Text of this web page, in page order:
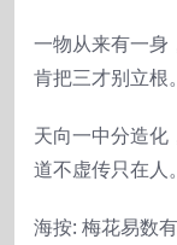
一物从来有一身
肯把三才别立根。
天向一中分造化
道不虚传只在人。
海按: 梅花易数